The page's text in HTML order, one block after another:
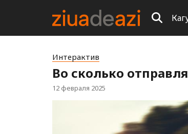
Интерактив
Во сколько
12 февраля 2025